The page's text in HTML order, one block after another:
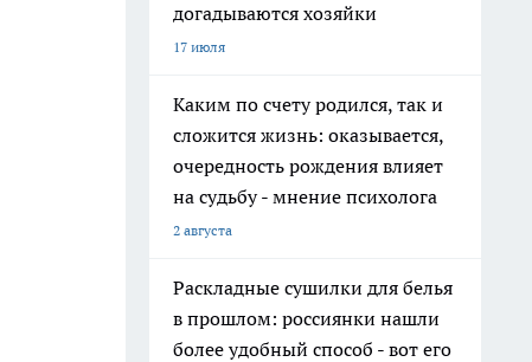
догадываются хозяйки
17 июля
Каким по счету родился, так и
сложится жизнь: оказывается,
очередность рождения влияет
на судьбу - мнение психолога
2 августа
Раскладные сушилки для белья
в прошлом: россиянки нашли
более удобный способ - вот его